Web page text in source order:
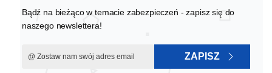
Bądź na bieżąco w temacie zabezpieczeń - zapisz się do
naszego newslettera!
ZAPISZ